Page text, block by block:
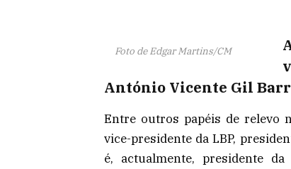
Foto de Edgar Martins/CM
António Vicente Gil
Entre outros papéis de relevo
vice-presidente da LBP,
é, actualmente, presidente